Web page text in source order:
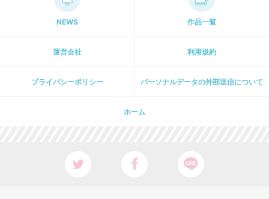
NEWS 作品一覧
運営会社 利用規約
プライパシーポリシー パーソナルデータの外部送信について
ホーム